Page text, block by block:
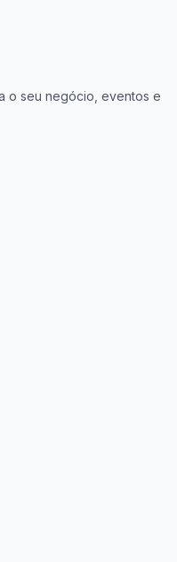
o seu negócio, eventos e